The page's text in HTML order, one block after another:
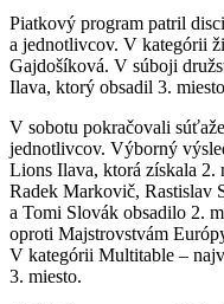
Piatkový program patril
a jednotlivcov. V kategórii
Gajdošíková. V súboji
Ilava, ktorý obsadil 3.
V sobotu pokračovali
jednotlivcov. Výborný
Lions Ilava, ktorá získala 2.
Radek Markovič, Rastislav
a Tomi Slovák obsadilo 2.
oproti Majstrovstvám
V kategórii Multitable –
3. miesto.